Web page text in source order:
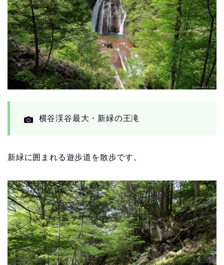
横谷渓谷最大・新緑の王滝
新緑に囲まれる遊歩道を散歩です。